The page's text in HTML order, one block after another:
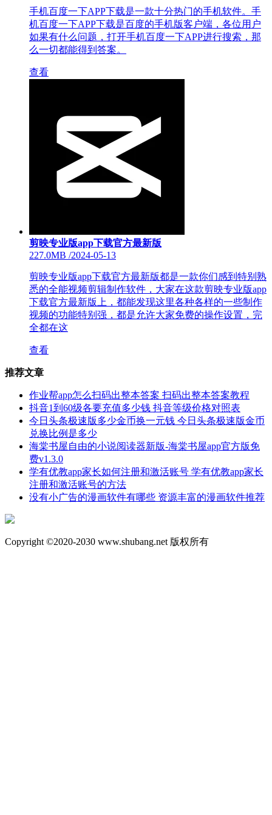
手机百度一下APP下载是一款十分热门的手机软件。手
机百度一下APP下载是百度的手机版客户端，各位用户
如果有什么问题，打开手机百度一下APP进行搜索，那
么一切都能得到答案。
查看
剪映专业版app下载官方最新版
227.0MB /2024-05-13
剪映专业版app下载官方最新版都是一款你们感到特别熟
悉的全能视频剪辑制作软件，大家在这款剪映专业版app
下载官方最新版上，都能发现这里各种各样的一些制作
视频的功能特别强，都是允许大家免费的操作设置，完
全都在这
查看
推荐文章
作业帮app怎么扫码出整本答案 扫码出整本答案教程
抖音1到60级各要充值多少钱 抖音等级价格对照表
今日头条极速版多少金币换一元钱 今日头条极速版金币
兑换比例是多少
海棠书屋自由的小说阅读器新版-海棠书屋app官方版免
费v1.3.0
学有优教app家长如何注册和激活账号 学有优教app家长
注册和激活账号的方法
没有小广告的漫画软件有哪些 资源丰富的漫画软件推荐
Copyright ©2020-2030 www.shubang.net 版权所有